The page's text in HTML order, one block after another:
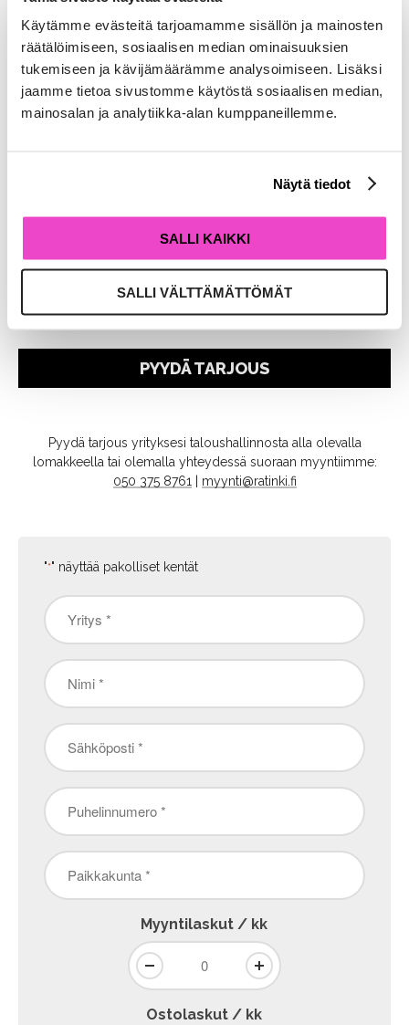
Käytämme evästeitä tarjoamamme sisällön ja mainosten
räätälöimiseen, sosiaalisen median ominaisuuksien
tukemiseen ja kävijämäärämme analysoimiseen. Lisäksi
jaamme tietoa sivustomme käytöstä sosiaalisen median,
mainosalan ja analytiikka-alan kumppaneillemme.
Näytä tiedot
SALLI KAIKKI
SALLI VÄLTTÄMÄTTÖMÄT
PINNALLA NYT:
Listaamattoman yhtiön
osinkoverotus – muista
ainakin nämä!
osinkoverotuksesta tulisi tietää ja mitä olisi syytä
PYYDÄ TARJOUS
Pyydä tarjous yrityksesi taloushallinnosta alla olevalla
lomakkeella tai olemalla yhteydessä suoraan myyntiimme:
050 375 8761
myynti@ratinki.fi
"*" näyttää pakolliset kentät
Yritys
*
Nimi
*
Sähköposti
*
Puhelinnumero
*
Paikkakunta
*
Myyntilaskut / kk
Ostolaskut / kk